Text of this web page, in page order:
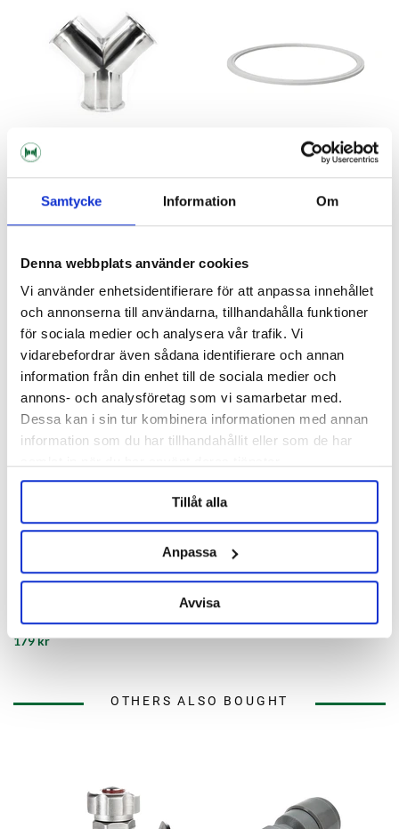
Samtycke Information Om
Denna webbplats använder cookies
Vi använder enhetsidentifierare för att anpassa innehållet
och annonserna till användarna, tillhandahålla funktioner
för sociala medier och analysera vår trafik. Vi
vidarebefordrar även sådana identifierare och annan
information från din enhet till de sociala medier och
annons- och analysföretag som vi samarbetar med.
Dessa kan i sin tur kombinera informationen med annan
information som du har tillhandahållit eller som de har
Tillåt alla
Anpassa
Avvisa
Brewtools
Y-pipe 4" TC Brewtools
Brewtools
Gasket 4" TC Brewtools
179 kr
OTHERS ALSO BOUGHT